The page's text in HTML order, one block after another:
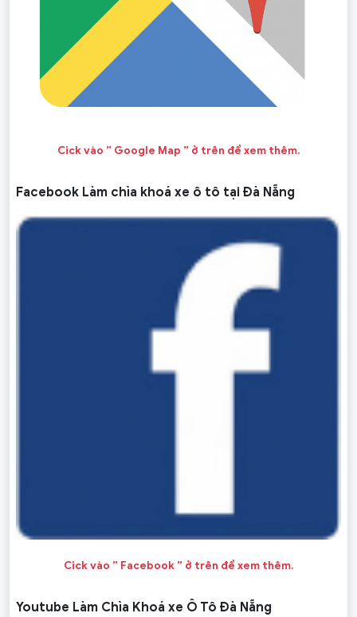
Cick vào ” Google Map ” ở trên để xem thêm.
Facebook Làm chìa khoá xe ô tô tại Đà Nẵng
Cick vào ” Facebook ” ở trên để xem thêm.
Youtube Làm Chìa Khoá xe Ô Tô Đà Nẵng